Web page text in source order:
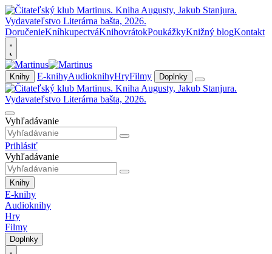
DoručenieKníhkupectváKnihovrátokPoukážkyKnižný blogKontakt
Knihy E-knihyAudioknihyHryFilmy Doplnky
Vyhľadávanie
Prihlásiť
Vyhľadávanie
Knihy
E-knihy
Audioknihy
Hry
Filmy
Doplnky